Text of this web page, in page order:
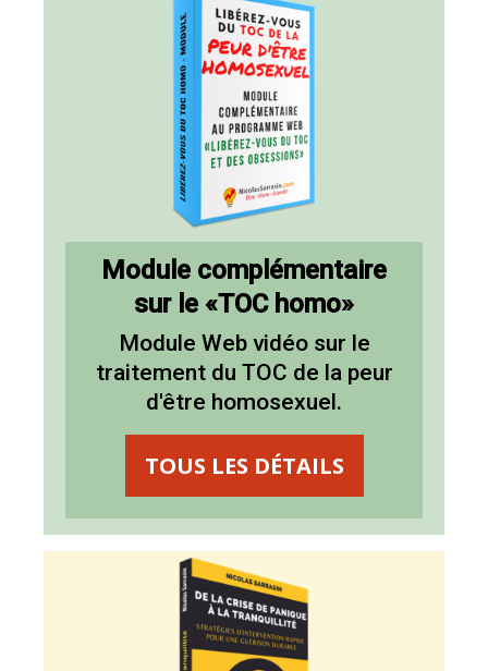
Module complémentaire
sur le «TOC homo»
Module Web vidéo sur le
traitement du TOC de la peur
d'être homosexuel.
TOUS LES DÉTAILS